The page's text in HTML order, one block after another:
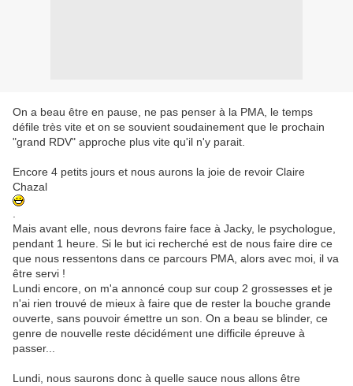
On a beau être en pause, ne pas penser à la PMA, le temps
défile très vite et on se souvient soudainement que le prochain
"grand RDV" approche plus vite qu'il n'y parait.
Encore 4 petits jours et nous aurons la joie de revoir Claire
Chazal
Mais avant elle, nous devrons faire face à Jacky, le psychologue,
pendant 1 heure. Si le but ici recherché est de nous faire dire ce
que nous ressentons dans ce parcours PMA, alors avec moi, il va
être servi !
Lundi encore, on m'a annoncé coup sur coup 2 grossesses et je
n'ai rien trouvé de mieux à faire que de rester la bouche grande
ouverte, sans pouvoir émettre un son. On a beau se blinder, ce
genre de nouvelle reste décidément une difficile épreuve à
passer...
Lundi, nous saurons donc à quelle sauce nous allons être